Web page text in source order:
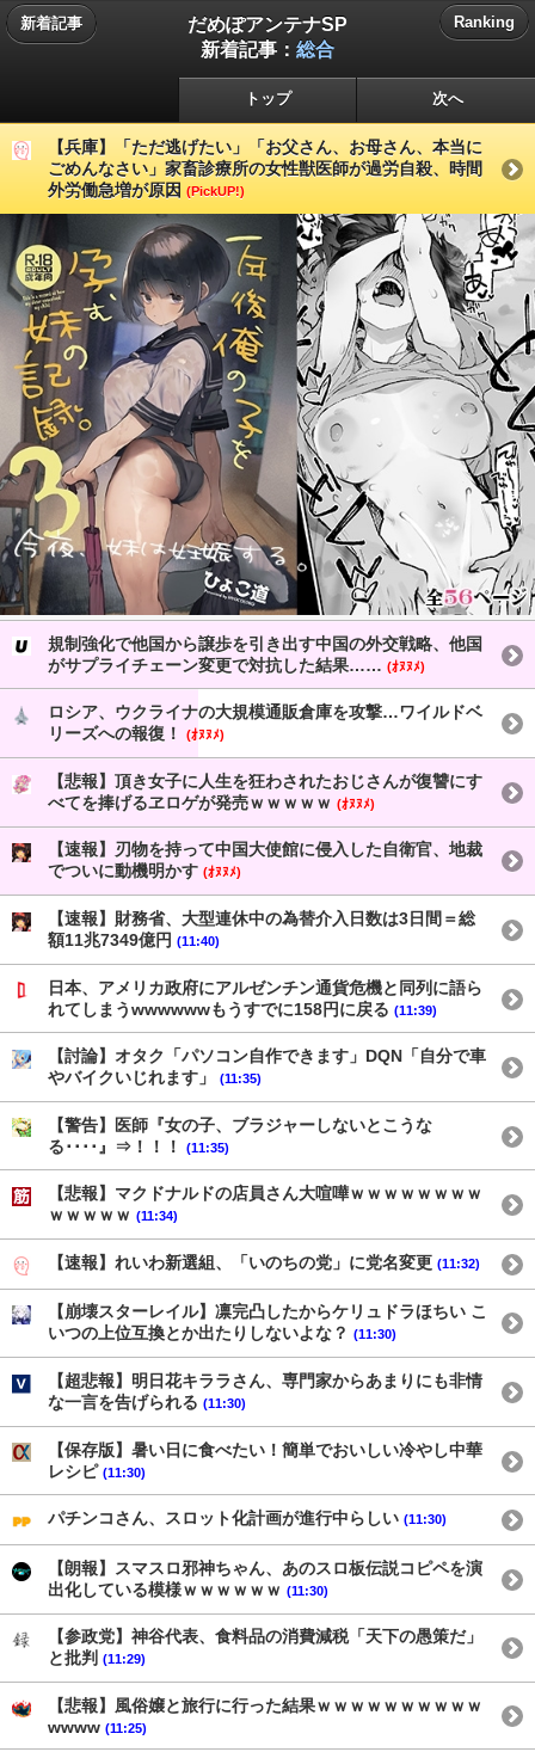
新着記事
だめぽアンテナSP
新着記事： 総合
Ranking
トップ 次へ
【兵庫】「ただ逃げたい」「お父さん、お母さん、本当に
ごめんなさい」家畜診療所の女性獣医師が過労自殺、時間
外労働急増が原因 (PickUP!)
規制強化で他国から譲歩を引き出す中国の外交戦略、他国
がサプライチェーン変更で対抗した結果…… (ｵﾇﾇﾒ)
ロシア、ウクライナの大規模通販倉庫を攻撃…ワイルドベ
リーズへの報復！
(ｵﾇﾇﾒ)
【悲報】頂き女子に人生を狂わされたおじさんが復讐にす
べてを捧げるヱロゲが発売ｗｗｗｗｗ (ｵﾇﾇﾒ)
【速報】刃物を持って中国大使館に侵入した自衛官、地裁
でついに動機明かす (ｵﾇﾇﾒ)
【速報】財務省、大型連休中の為替介入日数は3日間＝総
額11兆7349億円 (11:40)
日本、アメリカ政府にアルゼンチン通貨危機と同列に語ら
れてしまうwwwwwwもうすでに158円に戻る (11:39)
【討論】オタク「パソコン自作できます」DQN「自分で車
やバイクいじれます」
(11:35)
【警告】医師『女の子、ブラジャーしないとこうな
る････』⇒！！！
(11:35)
【悲報】マクドナルドの店員さん大喧嘩ｗｗｗｗｗｗｗｗ
ｗｗｗｗｗ (11:34)
【速報】れいわ新選組、「いのちの党」に党名変更 (11:32)
【崩壊スターレイル】凛完凸したからケリュドラほちい こ
いつの上位互換とか出たりしないよな？ (11:30)
【超悲報】明日花キララさん、専門家からあまりにも非情
な一言を告げられる (11:30)
【保存版】暑い日に食べたい！簡単でおいしい冷やし中華
レシピ (11:30)
パチンコさん、スロット化計画が進行中らしい (11:30)
【朗報】スマスロ邪神ちゃん、あのスロ板伝説コピペを演
出化している模様ｗｗｗｗｗｗ (11:30)
【参政党】神谷代表、食料品の消費減税「天下の愚策だ」
と批判 (11:29)
【悲報】風俗嬢と旅行に行った結果ｗｗｗｗｗｗｗｗｗｗ
wwww (11:25)